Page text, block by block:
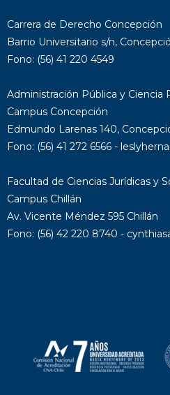
17
18
19
20
Carrera de Derecho Concepción
Barrio Universitario s/n,
Fono: (56) 41 220 4549
Administración Pública y Ciencia
Campus Concepción
Edmundo Larenas 140,
Fono: (56) 41 272 6566 -
Facultad de Ciencias Jurídicas y
Campus Chillán
Av. Vicente Méndez 595 Chillán
Fono: (56) 42 220 8740 -